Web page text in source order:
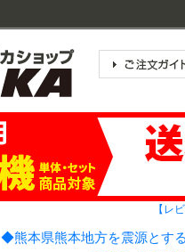
【レ
◆熊本県熊本地方を震源とす